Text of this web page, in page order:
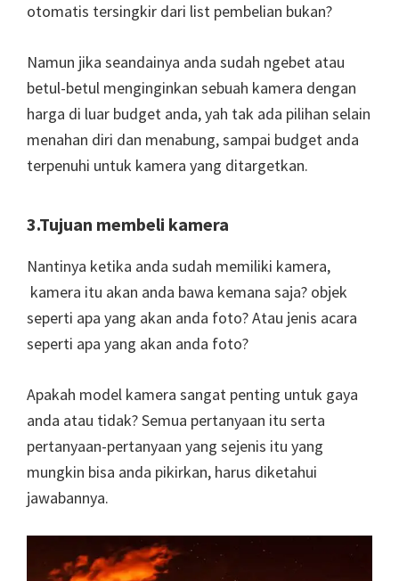
otomatis tersingkir dari list pembelian bukan?
Namun jika seandainya anda sudah ngebet atau
betul-betul menginginkan sebuah kamera dengan
harga di luar budget anda, yah tak ada pilihan selain
menahan diri dan menabung, sampai budget anda
terpenuhi untuk kamera yang ditargetkan.
3.Tujuan membeli kamera
Nantinya ketika anda sudah memiliki kamera,
kamera itu akan anda bawa kemana saja? objek
seperti apa yang akan anda foto? Atau jenis acara
seperti apa yang akan anda foto?
Apakah model kamera sangat penting untuk gaya
anda atau tidak? Semua pertanyaan itu serta
pertanyaan-pertanyaan yang sejenis itu yang
mungkin bisa anda pikirkan, harus diketahui
jawabannya.